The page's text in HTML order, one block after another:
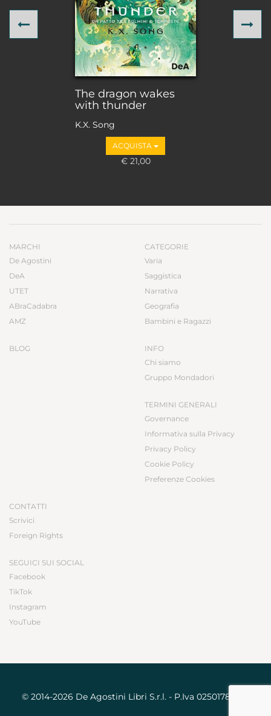
The dragon wakes
with thunder
K.X. Song
ACQUISTA
€ 21,00
Previous
MARCHI
De Agostini
DeA
UTET
ABraCadabra
AMZ
BLOG
CATEGORIE
Varia
Saggistica
Narrativa
Geografia
Bambini e Ragazzi
INFO
Chi siamo
Gruppo Mondadori
TERMINI GENERALI
Governance
Informativa sulla Privacy
Privacy Policy
Cookie Policy
Preferenze Cookies
CONTATTI
Scrivici
Foreign Rights
SEGUICI SUI SOCIAL
Facebook
TikTok
Instagram
YouTube
© 2014-2026 De Agostini Libri S.r.l. - P.Iva 02501780031